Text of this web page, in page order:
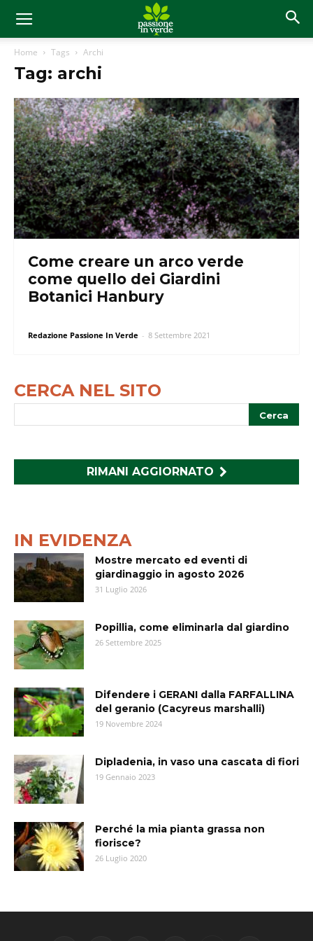
Home Tags Archi
Tag: archi
Come creare un arco verde
come quello dei Giardini
Botanici Hanbury
Redazione Passione In Verde - 8 Settembre 2021
CERCA NEL SITO
RIMANI AGGIORNATO
IN EVIDENZA
Mostre mercato ed eventi di
giardinaggio in agosto 2026
31 Luglio 2026
Popillia, come eliminarla dal giardino
26 Settembre 2025
Difendere i GERANI dalla FARFALLINA
del geranio (Cacyreus marshalli)
19 Novembre 2024
Dipladenia, in vaso una cascata di fiori
19 Gennaio 2023
Perché la mia pianta grassa non
fiorisce?
26 Luglio 2020